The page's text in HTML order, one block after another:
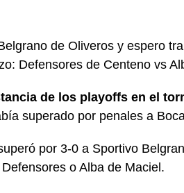
de Oliveros y espero
Defensores de Centeno vs
de los playoffs en el
superado por penales a
por 3-0 a Sportivo
o Alba de Maciel.